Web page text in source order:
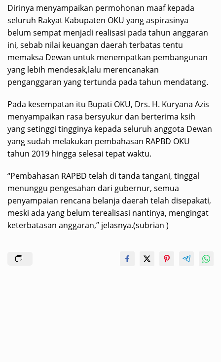
Dirinya menyampaikan permohonan maaf kepada
seluruh Rakyat Kabupaten OKU yang aspirasinya
belum sempat menjadi realisasi pada tahun anggaran
ini, sebab nilai keuangan daerah terbatas tentu
memaksa Dewan untuk menempatkan pembangunan
yang lebih mendesak,lalu merencanakan
penganggaran yang tertunda pada tahun mendatang.
Pada kesempatan itu Bupati OKU, Drs. H. Kuryana Azis
menyampaikan rasa bersyukur dan berterima ksih
yang setinggi tingginya kepada seluruh anggota Dewan
yang sudah melakukan pembahasan RAPBD OKU
tahun 2019 hingga selesai tepat waktu.
“Pembahasan RAPBD telah di tanda tangani, tinggal
menunggu pengesahan dari gubernur, semua
penyampaian rencana belanja daerah telah disepakati,
meski ada yang belum terealisasi nantinya, mengingat
keterbatasan anggaran,” jelasnya.(subrian )